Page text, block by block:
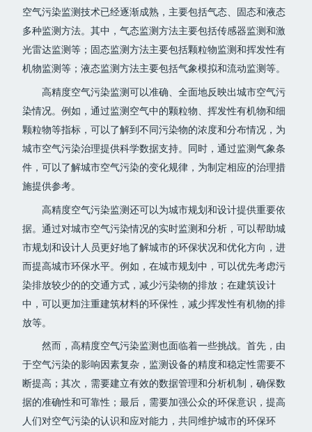
空气污染监测技术已经逐渐成熟，主要包括气态、固态和液态
多种监测方法。其中，气态监测方法主要包括传感器监测和激
光雷达监测等；固态监测方法主要包括颗粒物监测和挥发性有
机物监测等；液态监测方法主要包括气象模拟和流动监测等。
高精度空气污染监测可以准确、全面地反映出城市空气污
染情况。例如，通过监测空气中的颗粒物、挥发性有机物和细
颗粒物等指标，可以了解到不同污染物的浓度和分布情况，为
城市空气污染治理提供科学数据支持。同时，通过监测气象条
件，可以了解城市空气污染的变化规律，为制定相应的治理措
施提供参考。
高精度空气污染监测还可以为城市规划和设计提供重要依
据。通过对城市空气污染情况的实时监测和分析，可以帮助城
市规划和设计人员更好地了解城市的环保状况和优化方向，进
而提高城市环保水平。例如，在城市规划中，可以优先考虑污
染排放较少的的交通方式，减少污染物的排放；在建筑设计
中，可以更加注重建筑材料的环保性，减少挥发性有机物的排
放等。
然而，高精度空气污染监测也面临着一些挑战。首先，由
于空气污染的影响因素复杂，监测设备的精度和稳定性需要不
断提高；其次，需要建立有效的数据管理和分析机制，确保数
据的准确性和可靠性；最后，需要加强公众的环保意识，提高
人们对空气污染的认识和应对能力，共同维护城市的环保环